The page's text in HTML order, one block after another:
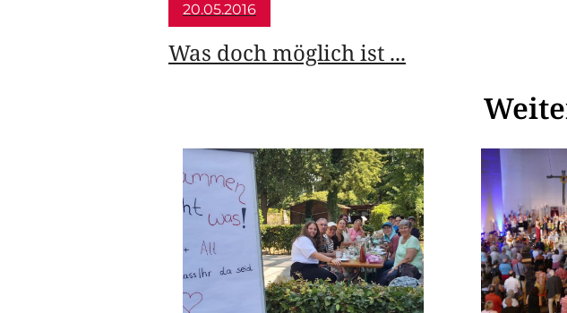
20.05.2016
Was doch möglich ist ...